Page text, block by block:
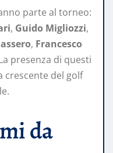
parte al torneo:
, Guido Migliozzi,
, Francesco
presenza di questi
crescente del golf
da